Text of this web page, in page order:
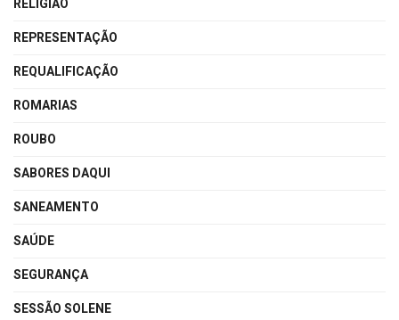
RELIGIÃO
REPRESENTAÇÃO
REQUALIFICAÇÃO
ROMARIAS
ROUBO
SABORES DAQUI
SANEAMENTO
SAÚDE
SEGURANÇA
SESSÃO SOLENE